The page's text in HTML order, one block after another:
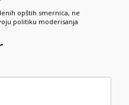
opštih smernica, ne
politiku moderisanja